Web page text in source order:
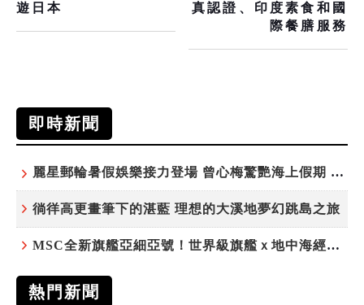
遊日本
真認證、印度素食和國
際餐膳服務
即時新聞
麗星郵輪暑假娛樂接力登場 曾心梅驚艷海上假期 康康、紀曉君領銜演出
徜徉高更畫筆下的湛藍 理想的大溪地夢幻跳島之旅
MSC全新旗艦亞細亞號！世界級旗艦ｘ地中海經典 最值得期待的歐洲遊輪之旅
熱門新聞